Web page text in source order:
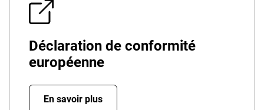
Déclaration de conformité
européenne
En savoir plus